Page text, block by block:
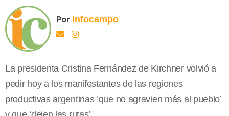
Por Infocampo
La presidenta Cristina Fernández de Kirchner volvió a
pedir hoy a los manifestantes de las regiones
productivas argentinas ‘que no agravien más al pueblo’